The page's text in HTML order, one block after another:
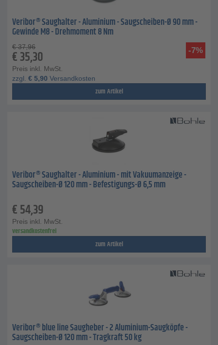
Veribor® Saughalter - Aluminium - Saugscheiben-Ø 90 mm -
Gewinde M8 - Drehmoment 8 Nm
-7%
€ 37,96
€35,30
Preis inkl. MwSt.
zzgl. € 5,90 Versandkosten
zum Artikel
Veribor® Saughalter - Aluminium - mit Vakuumanzeige -
Saugscheiben-Ø 120 mm - Befestigungs-Ø 6,5 mm
€54,39
Preis inkl. MwSt.
versandkostenfrei
zum Artikel
Veribor® blue line Saugheber - 2 Aluminium-Saugköpfe -
Saugscheiben-Ø 120 mm - Tragkraft 50 kg